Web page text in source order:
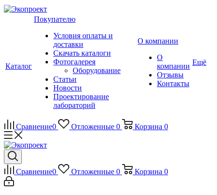
Каталог
Покупателю
Условия оплаты и
доставки
Скачать каталоги
Фотогалерея
Оборудование
Статьи
Новости
Проектирование
лабораторий
О компании
О
компании
Отзывы
Контакты
Ещё
Сравнение0 Отложенные 0 Корзина 0
Сравнение0 Отложенные 0 Корзина 0